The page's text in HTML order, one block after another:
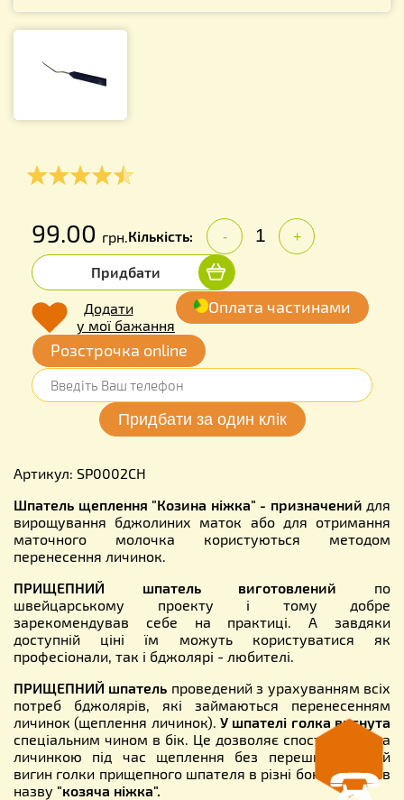
99.00 грн.Кількість: - +
Придбати
Додати
у мої бажання
Оплата частинами
Розстрочка online
Артикул: SP0002CH
Шпатель щеплення "Козина ніжка" - призначений для
вирощування бджолиних маток або для отримання
маточного молочка користуються методом
перенесення личинок.
ПРИЩЕПНИЙ шпатель виготовлений по
швейцарському проекту і тому добре
зарекомендував себе на практиці. А завдяки
доступній ціні їм можуть користуватися як
професіонали, так і бджолярі - любителі.
ПРИЩЕПНИЙ шпатель проведений з урахуванням всіх
потреб бджолярів, які займаються перенесенням
личинок (щеплення личинок). У шпателі голка вигнута
спеціальним чином в бік. Це дозволяє спостерігати за
личинкою під час щеплення без перешкод. Такий
вигин голки прищепного шпателя в різні боки отримав
назву "козяча ніжка".